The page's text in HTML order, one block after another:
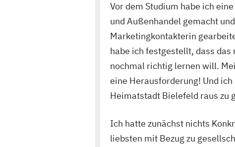
Vor dem Studium habe ich
und Außenhandel gemacht
Marketingkontakterin
habe ich festgestellt, dass
nochmal richtig lernen will.
eine Herausforderung! Und
Heimatstadt Bielefeld raus zu
Ich hatte zunächst nichts
liebsten mit Bezug zu